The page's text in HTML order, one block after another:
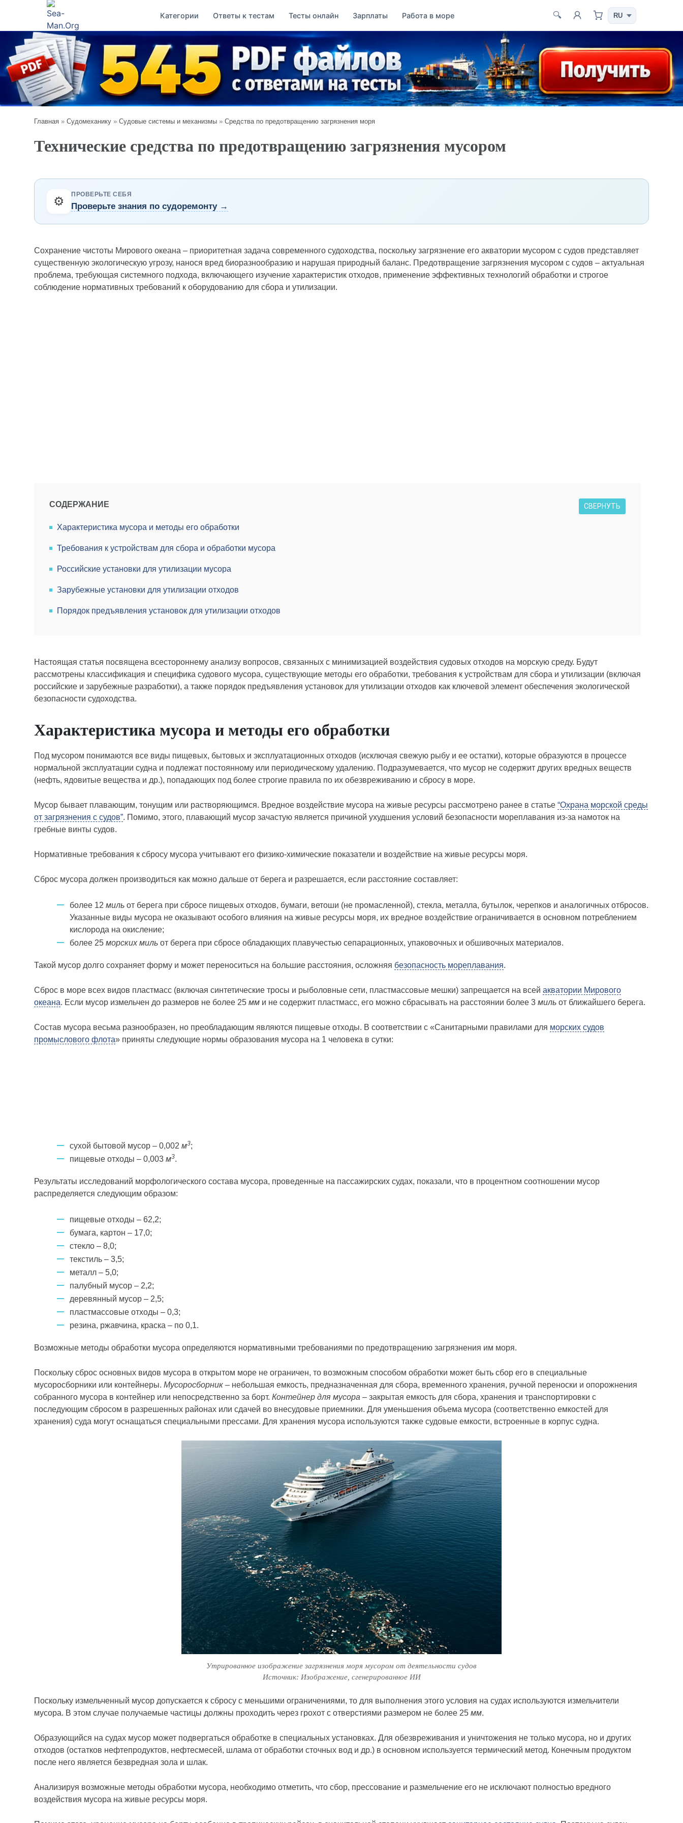
Категории Ответы к тестам Тесты онлайн Зарплаты Работа в море 🔍
Главная »Судомеханику »Судовые системы и механизмы »Средства по предотвращению загрязнения моря
Технические средства по предотвращению загрязнения мусором
⚙️ ПРОВЕРЬТЕ СЕБЯ
Проверьте знания по судоремонту →
Сохранение чистоты Мирового океана – приоритетная задача современного судоходства, поскольку загрязнение его акватории мусором с судов представляет
существенную экологическую угрозу, нанося вред биоразнообразию и нарушая природный баланс. Предотвращение загрязнения мусором с судов – актуальная
проблема, требующая системного подхода, включающего изучение характеристик отходов, применение эффективных технологий обработки и строгое
соблюдение нормативных требований к оборудованию для сбора и утилизации.
СОДЕРЖАНИЕ СВЕРНУТЬ
Характеристика мусора и методы его обработки
Требования к устройствам для сбора и обработки мусора
Российские установки для утилизации мусора
Зарубежные установки для утилизации отходов
Порядок предъявления установок для утилизации отходов
Настоящая статья посвящена всестороннему анализу вопросов, связанных с минимизацией воздействия судовых отходов на морскую среду. Будут
рассмотрены классификация и специфика судового мусора, существующие методы его обработки, требования к устройствам для сбора и утилизации (включая
российские и зарубежные разработки), а также порядок предъявления установок для утилизации отходов как ключевой элемент обеспечения экологической
безопасности судоходства.
Характеристика мусора и методы его обработки
Под мусором понимаются все виды пищевых, бытовых и эксплуатационных отходов (исключая свежую рыбу и ее остатки), которые образуются в процессе
нормальной эксплуатации судна и подлежат постоянному или периодическому удалению. Подразумевается, что мусор не содержит других вредных веществ
(нефть, ядовитые вещества и др.), попадающих под более строгие правила по их обезвреживанию и сбросу в море.
Мусор бывает плавающим, тонущим или растворяющимся. Вредное воздействие мусора на живые ресурсы рассмотрено ранее в статье“Охрана морской среды
от загрязнения с судов”. Помимо, этого, плавающий мусор зачастую является причиной ухудшения условий безопасности мореплавания из-за намоток на
гребные винты судов.
Нормативные требования к сбросу мусора учитывают его физи­ко-химические показатели и воздействие на живые ресурсы моря.
Сброс мусора должен производиться как можно дальше от берега и разрешается, если расстояние составляет:
более 12миль от берега при сбросе пищевых отходов, бумаги, ветоши (не промасленной), стекла, металла, бутылок, черепков и аналогичных отбросов.
Указанные виды мусора не оказывают особого влияния на живые ресурсы моря, их вредное воздействие ограничивается в основном потреблением
кислорода на окисление;
более 25морских миль от берега при сбросе обладающих плавучестью сепарационных, упаковочных и обшивочных материалов.
Такой мусор долго сохраняет форму и может переноситься на большие расстояния, осложняя безопасность мореплавания.
Сброс в море всех видов пластмасс (включая синтетические тросы и рыболовные сети, пластмассовые мешки) запрещается на всейакватории Мирового
океана. Если мусор измельчен до размеров не более 25мм и не содер­жит пластмасс, его можно сбрасывать на расстоянии более 3миль от ближайшего берега.
Состав мусора весьма разнообразен, но преобладающим явля­ются пищевые отходы. В соответствии с «Санитарными правилами для морских судов
промыслового флота» приняты следую­щие нормы образования мусора на 1 человека в сутки:
сухой бытовой мусор – 0,002м3;
пищевые отходы – 0,003м3.
Результаты исследований морфологического состава мусора, проведенные на пассажирских судах, показали, что в процентном соотношении мусор
распределяется следующим образом:
пищевые отходы – 62,2;
бумага, картон – 17,0;
стекло – 8,0;
текстиль – 3,5;
металл – 5,0;
палубный мусор – 2,2;
деревянный мусор – 2,5;
пластмассовые отходы – 0,3;
резина, ржавчина, краска – по 0,1.
Возможные методы обработки мусора определяются нормативными требованиями по предотвращению загрязнения им моря.
Поскольку сброс основных видов мусора в открытом море не ограничен, то возможным способом обработки может быть сбор его в специальные
мусоросборники или контейнеры.Мусоросбор­ник – небольшая емкость, предназначенная для сбора, временного хранения, ручной переноски и опорожнения
собранного мусора в контейнер или непосредственно за борт.Контейнер для мусо­ра – закрытая емкость для сбора, хранения и транспортировки с
последующим сбросом в разрешенных районах или сдачей во внесудовые приемники. Для уменьшения объема мусора (соответственно емкостей для
хранения) суда могут оснащаться специаль­ными прессами. Для хранения мусора используются также судовые емкости, встроенные в корпус судна.
Утрированное изображение загрязнения моря мусором от деятельности судов
Источник: Изображение, сгенерированное ИИ
Поскольку измельченный мусор допускается к сбросу с меньшими ограничениями, то для выполнения этого условия на судах используются измельчители
мусора. В этом случае получаемые частицы должны проходить через грохот с отверстиями размером не более 25мм.
Образующийся на судах мусор может подвергаться обработке в специальных установках. Для обезвреживания и уничтожения не только мусора, но и других
отходов (остатков нефтепродуктов, нефтесмесей, шлама от обработки сточных вод и др.) в основном используется термический метод. Конечным продуктом
после него является безвредная зола и шлак.
Анализируя возможные методы обработки мусора, необходимо отметить, что сбор, прессование и размельчение его не исключают полностью вредного
воздействия мусора на живые ресурсы моря.